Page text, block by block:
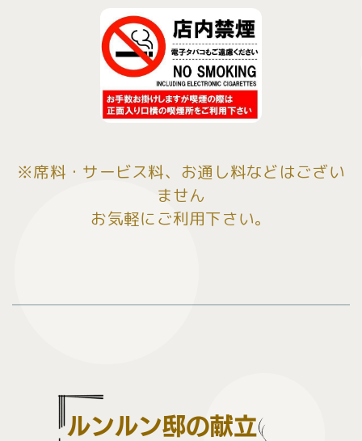
※席料・サービス料、お通し料などはござい
ません
お気軽にご利用下さい。